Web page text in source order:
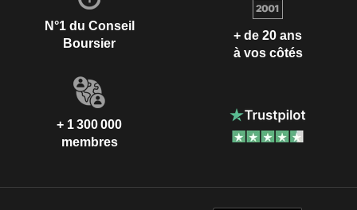
N°1 du Conseil
Boursier
+ de 20 ans
à vos côtés
+ 1 300 000
membres